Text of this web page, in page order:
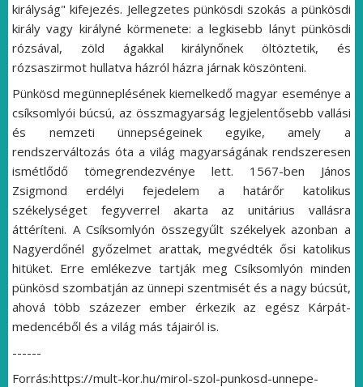
királyság" kifejezés. Jellegzetes pünkösdi szokás a pünkösdi
király vagy királyné körmenete: a legkisebb lányt pünkösdi
rózsával, zöld ágakkal királynőnek öltöztetik, és
rózsaszirmot hullatva házról házra járnak köszönteni.
Pünkösd megünneplésének kiemelkedő magyar eseménye a
csíksomlyói búcsú, az összmagyarság legjelentősebb vallási
és nemzeti ünnepségeinek egyike, amely a
rendszerváltozás óta a világ magyarságának rendszeresen
ismétlődő tömegrendezvénye lett. 1567-ben János
Zsigmond erdélyi fejedelem a határőr katolikus
székelységet fegyverrel akarta az unitárius vallásra
áttéríteni. A Csíksomlyón összegyűlt székelyek azonban a
Nagyerdőnél győzelmet arattak, megvédték ősi katolikus
hitüket. Erre emlékezve tartják meg Csíksomlyón minden
pünkösd szombatján az ünnepi szentmisét és a nagy búcsút,
ahová több százezer ember érkezik az egész Kárpát-
medencéből és a világ más tájairól is.
------
Forrás:https://mult-kor.hu/mirol-szol-punkosd-unnepe-